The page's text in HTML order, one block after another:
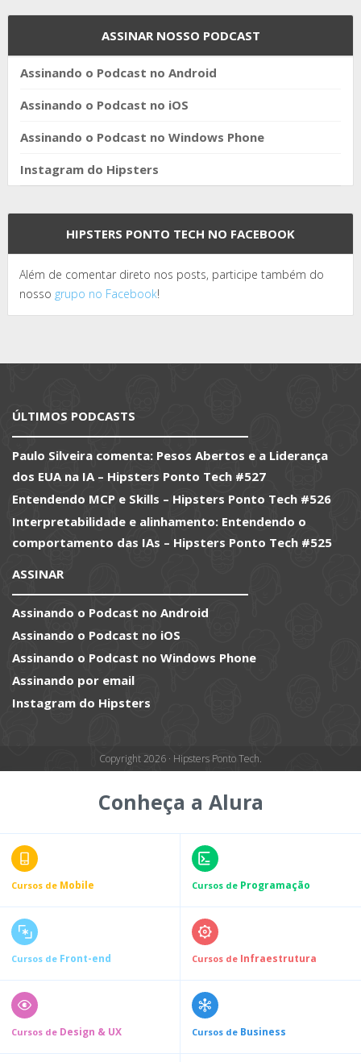
ASSINAR NOSSO PODCAST
Assinando o Podcast no Android
Assinando o Podcast no iOS
Assinando o Podcast no Windows Phone
Instagram do Hipsters
HIPSTERS PONTO TECH NO FACEBOOK
Além de comentar direto nos posts, participe também do
nosso grupo no Facebook!
ÚLTIMOS PODCASTS
Paulo Silveira comenta: Pesos Abertos e a Liderança
dos EUA na IA – Hipsters Ponto Tech #527
Entendendo MCP e Skills – Hipsters Ponto Tech #526
Interpretabilidade e alinhamento: Entendendo o
comportamento das IAs – Hipsters Ponto Tech #525
ASSINAR
Assinando o Podcast no Android
Assinando o Podcast no iOS
Assinando o Podcast no Windows Phone
Assinando por email
Instagram do Hipsters
Copyright 2026 · Hipsters Ponto Tech.
Conheça a Alura
Cursos de Mobile Cursos de Programação
Cursos de Front-end Cursos de Infraestrutura
Cursos de Design & UX Cursos de Business